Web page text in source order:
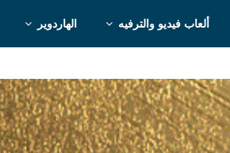
ألعاب فيديو والترفيه الهاردوير